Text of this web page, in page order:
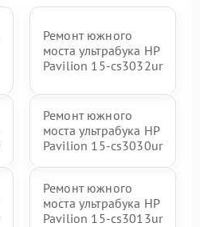
Ремонт южного
моста ультрабука HP
Pavilion 15-cs3032ur
Ремонт южного
моста ультрабука HP
Pavilion 15-cs3030ur
Ремонт южного
моста ультрабука HP
Pavilion 15-cs3013ur